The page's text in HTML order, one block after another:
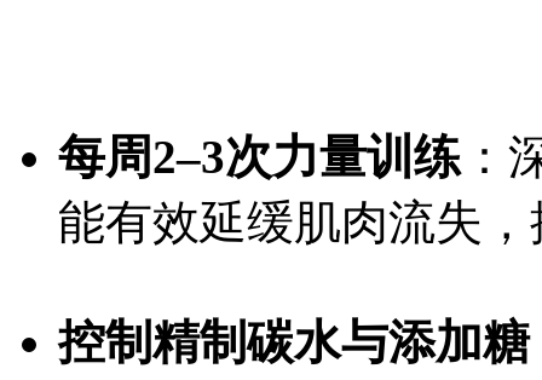
每周2–3次力量训练 ：
能有效延缓肌肉流失
控制精制碳水与添加糖